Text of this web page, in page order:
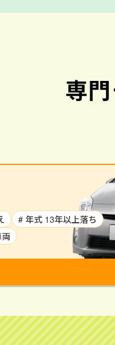
専
# 年式 13年以上落ち